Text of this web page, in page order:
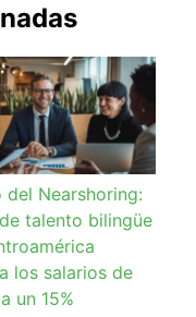
del Nearshoring:
talento bilingüe
los salarios de
un 15%